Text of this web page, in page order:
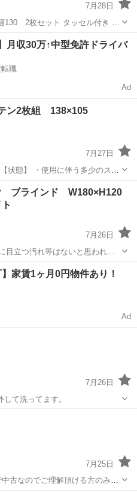
7月28日
2枚セット タッセル付き ２
光で色が暗く見えますが、1枚
テン、ブラインド カーテン
月収30万↑中型免許ドライバ
職
Ad
ン2枚組 138×105
7月27日
ざいます ・詳細は現地でご確認
のでご了承願います ※中古品...
インド 現地
ブラインド W180×H120
ト
7月26日
立つ汚れ等はないと思われま
テン、ブラインド
】家賃1ヶ月0円物件あり！
Ad
7月26日
て洗ってます。
7月25日
古なのでご理解頂ける方のみ購